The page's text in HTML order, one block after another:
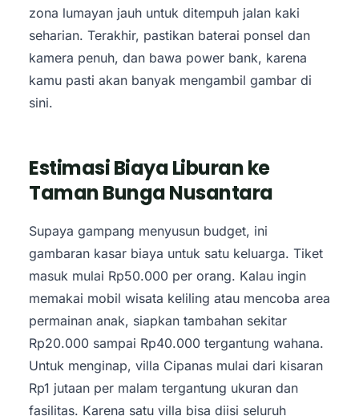
zona lumayan jauh untuk ditempuh jalan kaki
seharian. Terakhir, pastikan baterai ponsel dan
kamera penuh, dan bawa power bank, karena
kamu pasti akan banyak mengambil gambar di
sini.
Estimasi Biaya Liburan ke
Taman Bunga Nusantara
Supaya gampang menyusun budget, ini
gambaran kasar biaya untuk satu keluarga. Tiket
masuk mulai Rp50.000 per orang. Kalau ingin
memakai mobil wisata keliling atau mencoba area
permainan anak, siapkan tambahan sekitar
Rp20.000 sampai Rp40.000 tergantung wahana.
Untuk menginap, villa Cipanas mulai dari kisaran
Rp1 jutaan per malam tergantung ukuran dan
fasilitas. Karena satu villa bisa diisi seluruh